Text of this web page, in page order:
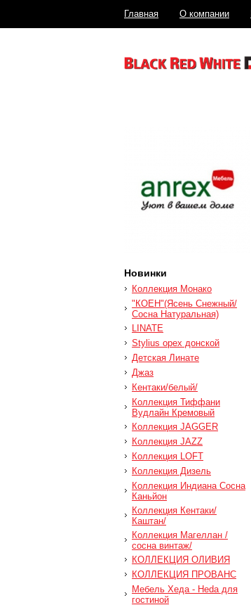
Главная О компании
Новинки
Коллекция Монако
"КОЕН"(Ясень Снежный/
Сосна Натуральная)
LINATE
Stylius орех донской
Детская Линате
Джаз
Кентаки/белый/
Коллекция Тиффани
Вудлайн Кремовый
Коллекция JAGGER
Коллекция JAZZ
Коллекция LOFT
Коллекция Дизель
Коллекция Индиана Сосна
Каньйон
Коллекция Кентаки/
Каштан/
Коллекция Магеллан /
сосна винтаж/
КОЛЛЕКЦИЯ ОЛИВИЯ
КОЛЛЕКЦИЯ ПРОВАНС
Мебель Хеда - Heda для
гостиной